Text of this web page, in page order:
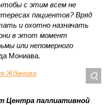
с этим всем не
пациентов? Вряд
и охотно назначать
в этот момент
или непомерного
Мониава.
Центра паллиативной